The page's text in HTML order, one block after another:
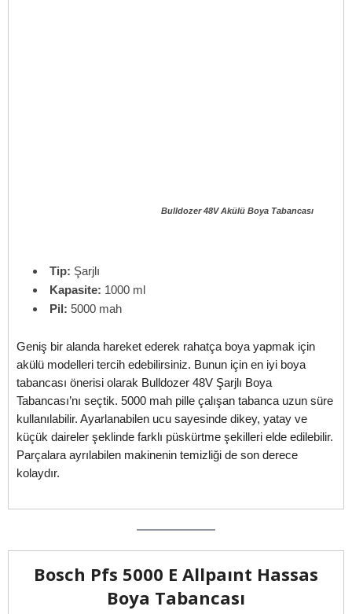
Bulldozer 48V Akülü Boya Tabancası
Tip: Şarjlı
Kapasite: 1000 ml
Pil: 5000 mah
Geniş bir alanda hareket ederek rahatça boya yapmak için
akülü modelleri tercih edebilirsiniz. Bunun için en iyi boya
tabancası önerisi olarak Bulldozer 48V Şarjlı Boya
Tabancası’nı seçtik. 5000 mah pille çalışan tabanca uzun süre
kullanılabilir. Ayarlanabilen ucu sayesinde dikey, yatay ve
küçük daireler şeklinde farklı püskürtme şekilleri elde edilebilir.
Parçalara ayrılabilen makinenin temizliği de son derece
kolaydır.
Bosch Pfs 5000 E Allpaınt Hassas
Boya Tabancası